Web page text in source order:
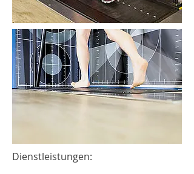
Dienstleistungen: